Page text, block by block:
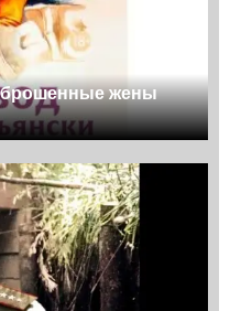
брошенные жены